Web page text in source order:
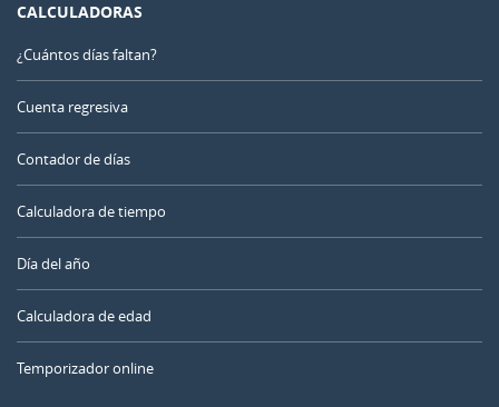
CALCULADORAS
¿Cuántos días faltan?
Cuenta regresiva
Contador de días
Calculadora de tiempo
Día del año
Calculadora de edad
Temporizador online